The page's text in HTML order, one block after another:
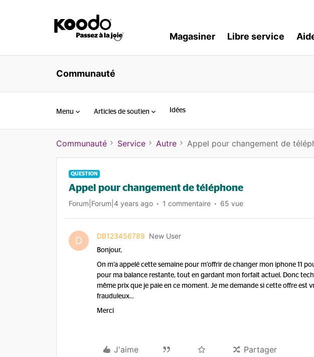
Magasiner Libre service
Communauté
Menu Articles de soutien Idées
Communauté Service Autre Appel pour changement de
QUESTION
Appel pour changement de téléphone
Forum|Forum|4 years ago 1 commentaire 65 vue
D DB123456789 New User
Bonjour,
On m’a appelé cette semaine pour m’offrir de changer mon iphone 11
pour ma balance restante, tout en gardant mon forfait actuel. Donc
même prix que je paie en ce moment. Je me demande si cette offre est
frauduleux…
Merci
J'aime Partager